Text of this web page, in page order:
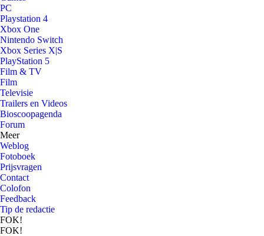
PC
Playstation 4
Xbox One
Nintendo Switch
Xbox Series X|S
PlayStation 5
Film & TV
Film
Televisie
Trailers en Videos
Bioscoopagenda
Forum
Meer
Weblog
Fotoboek
Prijsvragen
Contact
Colofon
Feedback
Tip de redactie
FOK!
FOK!